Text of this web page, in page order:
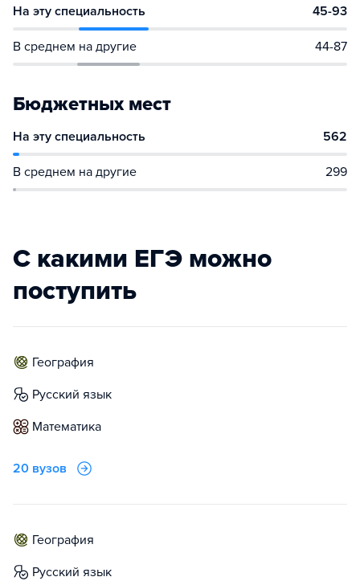
На эту специальность 45-93
В среднем на другие 44-87
Бюджетных мест
На эту специальность 562
В среднем на другие 299
С какими ЕГЭ можно
поступить
география
русский язык
математика
20 вузов
география
русский язык